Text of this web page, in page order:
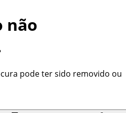
não
pode ter sido removido ou